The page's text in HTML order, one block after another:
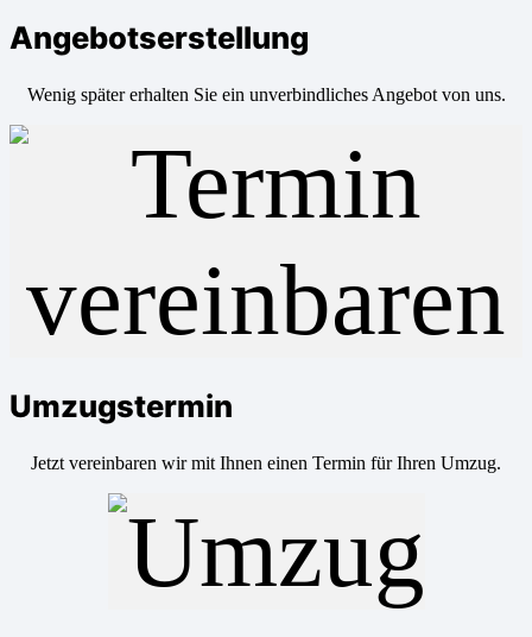
Angebotserstellung
Wenig später erhalten Sie ein unverbindliches Angebot von uns.
Umzugstermin
Jetzt vereinbaren wir mit Ihnen einen Termin für Ihren Umzug.